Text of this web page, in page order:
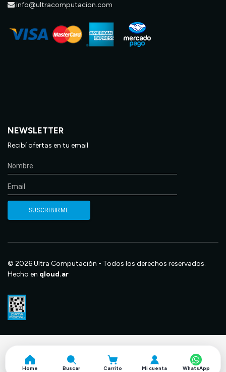
info@ultracomputacion.com
NEWSLETTER
Recibí ofertas en tu email
© 2026 Ultra Computación - Todos los derechos reservados.
Hecho en qloud.ar
Home Buscar Carrito Mi cuenta